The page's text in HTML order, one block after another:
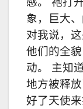
象，巨大
对我说，
他们的全
动。 主知
地方被释
好了天使